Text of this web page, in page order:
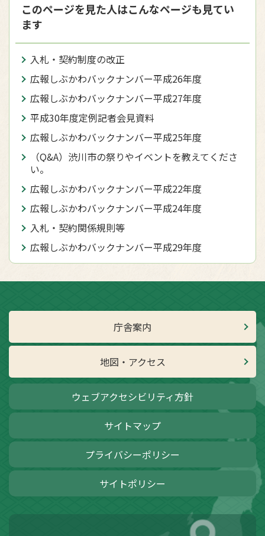
このページを見た人はこんなページも見てい
ます
入札・契約制度の改正
広報しぶかわバックナンバー平成26年度
広報しぶかわバックナンバー平成27年度
平成30年度定例記者会見資料
広報しぶかわバックナンバー平成25年度
（Q&A）渋川市の祭りやイベントを教えてくださ
い。
広報しぶかわバックナンバー平成22年度
広報しぶかわバックナンバー平成24年度
入札・契約関係規則等
広報しぶかわバックナンバー平成29年度
庁舎案内
地図・アクセス
ウェブアクセシビリティ方針
サイトマップ
プライバシーポリシー
サイトポリシー